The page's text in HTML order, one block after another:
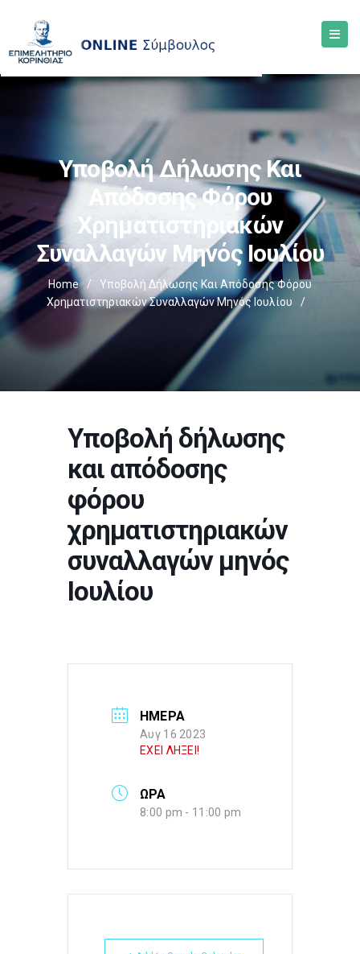
Υποβολή Δήλωσης Και
Απόδοσης Φόρου
Χρηματιστηριακών
Συναλλαγών Μηνός Ιουλίου
Home /
Υποβολή Δήλωσης Και Απόδοσης Φόρου
Χρηματιστηριακών Συναλλαγών Μηνός Ιουλίου
/
Υποβολή δήλωσης
και απόδοσης
φόρου
χρηματιστηριακών
συναλλαγών μηνός
Ιουλίου
ΗΜΕΡΑ
Αυγ 16 2023
ΕΧΕΙ ΛΗΞΕΙ!
ΩΡΑ
8:00 pm - 11:00 pm